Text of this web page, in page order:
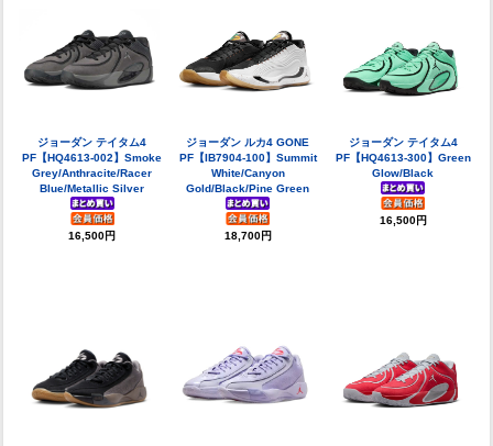
ジョーダン テイタム4
PF【HQ4613-002】Smoke
Grey/Anthracite/Racer
Blue/Metallic Silver
16,500円
ジョーダン ルカ4 GONE
PF【IB7904-100】Summit
White/Canyon
Gold/Black/Pine Green
18,700円
ジョーダン テイタム4
PF【HQ4613-300】Green
Glow/Black
16,500円